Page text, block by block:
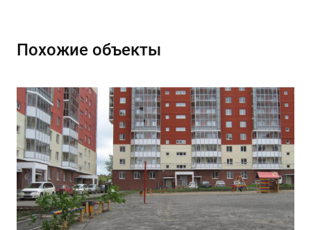
Похожие объекты